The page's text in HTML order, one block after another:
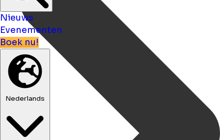
Nieuws
Evenementen
Boek nu!
Nederlands